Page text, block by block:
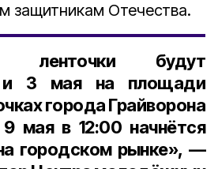
защитникам Отечества.
ленточки будут
и 3 мая на площади
города Грайворона
мая в 12:00 начнётся
городском рынке», —